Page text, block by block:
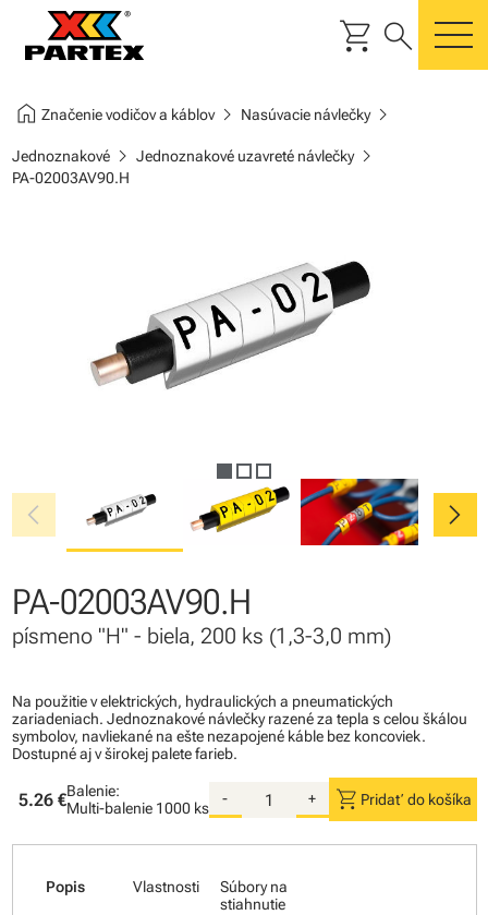
shopping_cart search
home Značenie vodičov a káblovchevron_right Nasúvacie návlečkychevron_right
Jednoznakovéchevron_right Jednoznakové uzavreté návlečkychevron_right
PA-02003AV90.H
chevron_left chevron_right
PA-02003AV90.H
písmeno "H" - biela, 200 ks (1,3-3,0 mm)
Na použitie v elektrických, hydraulických a pneumatických
zariadeniach. Jednoznakové návlečky razené za tepla s celou škálou
symbolov, navliekané na ešte nezapojené káble bez koncoviek.
Dostupné aj v širokej palete farieb.
5.26 €Balenie:
Multi-balenie 1000 ks
- + shopping_cart Pridať do košíka
Popis Vlastnosti
Súbory na
stiahnutie